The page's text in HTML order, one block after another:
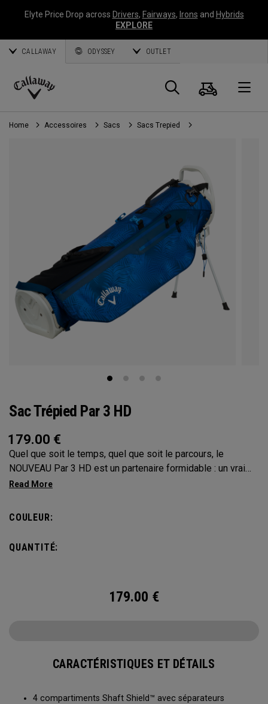
Elyte Price Drop across Drivers, Fairways, Irons and Hybrids
EXPLORE
CALLAWAY ODYSSEY OUTLET
Callaway
Golf
Panier
Home Accessoires Sacs Sacs Trepied
Sac Trépied Par 3 HD
179.00 €
Quel que soit le temps, quel que soit le parcours, le
NOUVEAU Par 3 HD est un partenaire formidable : un vrai
plaisir à transporter, il s’agit du sac crayon de la meilleure
imperméable 10K et de coutures étanches sur l’ensemble
COULEUR:
QUANTITÉ:
179.00 €
CARACTÉRISTIQUES ET DÉTAILS
4 compartiments Shaft Shield™ avec séparateurs